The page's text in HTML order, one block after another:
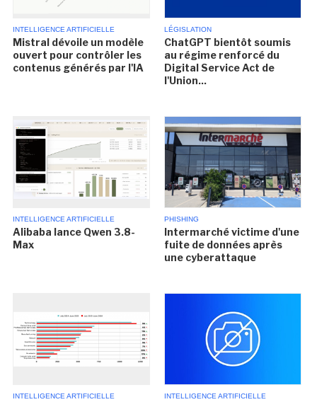
INTELLIGENCE ARTIFICIELLE
Mistral dévoile un modèle
ouvert pour contrôler les
contenus générés par l'IA
LÉGISLATION
ChatGPT bientôt soumis
au régime renforcé du
Digital Service Act de
l'Union...
INTELLIGENCE ARTIFICIELLE
Alibaba lance Qwen 3.8-
Max
PHISHING
Intermarché victime d'une
fuite de données après
une cyberattaque
INTELLIGENCE ARTIFICIELLE INTELLIGENCE ARTIFICIELLE